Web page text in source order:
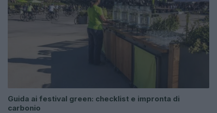
Guida ai festival green: checklist e impronta di
carbonio